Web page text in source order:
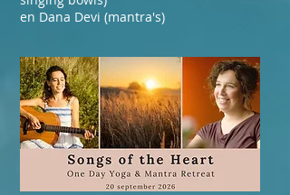
en Dana Devi (mantra's)